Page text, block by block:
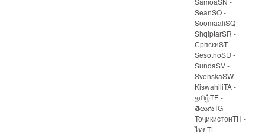
SeanSO -
SoomaaliSQ -
ShqiptarSR -
СрпскиST -
SesothoSU -
SundaSV -
SvenskaSW -
KiswahiliTA -
தமிழ்TE -
తెలుగుTG -
ТоҷикистонTH -
ไทยTL -